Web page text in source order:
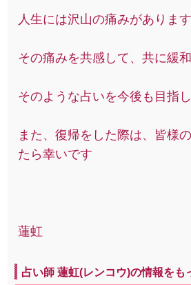
人生には沢山の痛みがあります
その痛みを共感して、共に緩
そのような占いを今後も目指
また、復帰をした際は、皆様
たら幸いです
蓮虹
占い師 蓮虹(レンコウ)の情報をも